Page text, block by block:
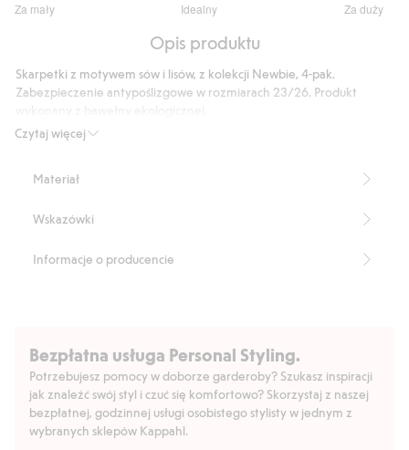
Za mały Idealny Za duży
na
10
głosów
Opis produktu
Czytaj więcej
Skarpetki z motywem sów i lisów, z kolekcji Newbie, 4-pak.
Zabezpieczenie antypoślizgowe w rozmiarach 23/26. Produkt
Produkt zawiera 72% bawełny ekologicznej.
Made with organic cotton - GOTS
Materiał
Wskazówki
Informacje o producencie
Bezpłatna usługa Personal Styling.
Potrzebujesz pomocy w doborze garderoby? Szukasz inspiracji
jak znaleźć swój styl i czuć się komfortowo? Skorzystaj z naszej
bezpłatnej, godzinnej usługi osobistego stylisty w jednym z
wybranych sklepów Kappahl.